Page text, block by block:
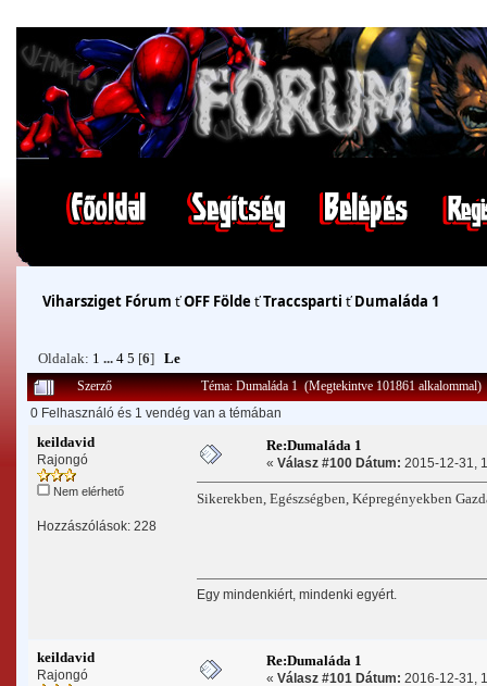
Viharsziget Fórum ťOFF FöldeťTraccsparti ťDumaláda 1
Oldalak: 1 ... 4 5 [6] Le
Szerző
Téma: Dumaláda 1 (Megtekintve 101861 alkalommal)
0 Felhasználó és 1 vendég van a témában
keildavid
Rajongó
Nem elérhető
Hozzászólások: 228
Re:Dumaláda 1
« Válasz #100 Dátum: 2015-12-31,
Sikerekben, Egészségben, Képregényekben
Egy mindenkiért, mindenki egyért.
keildavid
Rajongó
Re:Dumaláda 1
« Válasz #101 Dátum: 2016-12-31,